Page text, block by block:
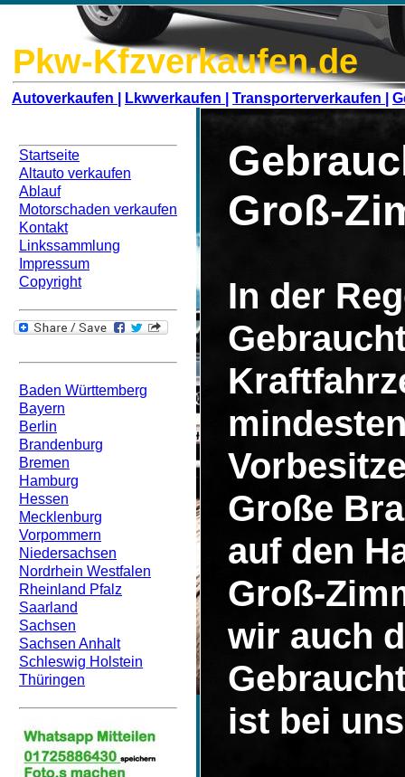
Pkw-Kfzverkaufen.de
Autoverkaufen | Lkwverkaufen | Transporterverkaufen |
Startseite
Altauto verkaufen
Ablauf
Motorschaden verkaufen
Kontakt
Linkssammlung
Impressum
Copyright
Baden Württemberg
Bayern
Berlin
Brandenburg
Bremen
Hamburg
Hessen
Mecklenburg
Vorpommern
Niedersachsen
Nordrhein Westfalen
Rheinland Pfalz
Saarland
Sachsen
Sachsen Anhalt
Schleswig Holstein
Thüringen
Groß-
In der
Große
auf den
Groß-
wir auch
ist bei